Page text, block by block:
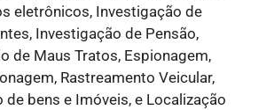
eletrônicos, Investigação de
Investigação de Pensão,
de Maus Tratos, Espionagem,
Rastreamento Veicular,
de bens e Imóveis, e Localização